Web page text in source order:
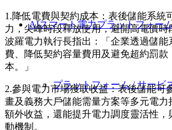
AIスマート電力プラットフォー
プラットフォーム / サービ
1.降低電費與契約成本：表後儲能系統
力，尖峰時段釋放使用，避開高電價
波羅電力執行長指出：「企業透過儲能
費、降低契約容量費用及避免超約罰
本。」
2.參與電力市場獲取收益：表後儲能可
畫及義務大戶儲能需量方案等多元電
額外收益，還能提升電力調度靈活性，
動機制。